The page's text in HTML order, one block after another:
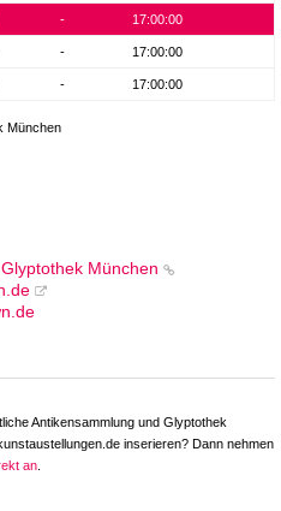
- 17:00:00
- 17:00:00
- 17:00:00
München
München
Antikensammlung und Glyptothek
inserieren? Dann nehmen
an